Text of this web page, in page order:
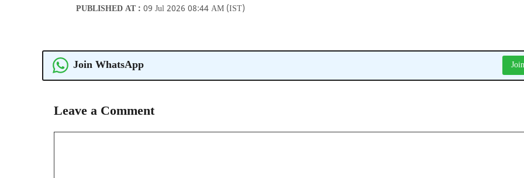
PUBLISHED AT : 09 Jul 2026 08:44 AM (IST)
Join WhatsApp
Leave a Comment